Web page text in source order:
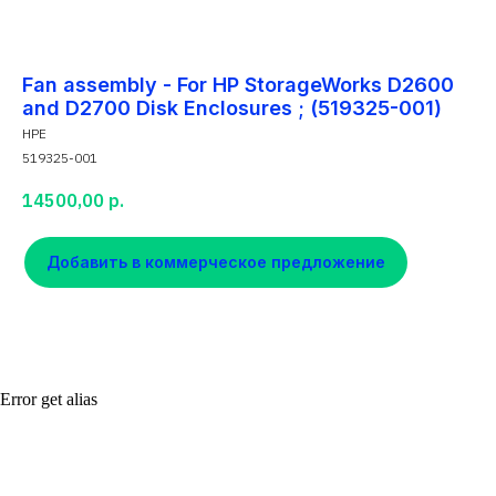
Fan assembly - For HP StorageWorks D2600
and D2700 Disk Enclosures ; (519325-001)
HPE
519325-001
14500,00 р.
Добавить в коммерческое предложение
Error get alias